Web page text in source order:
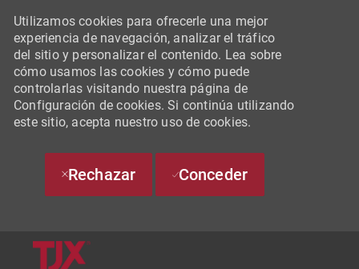
Utilizamos cookies para ofrecerle una mejor
experiencia de navegación, analizar el tráfico
del sitio y personalizar el contenido. Lea sobre
cómo usamos las cookies y cómo puede
controlarlas visitando nuestra página de
Configuración de cookies. Si continúa utilizando
este sitio, acepta nuestro uso de cookies.
Rechazar Conceder